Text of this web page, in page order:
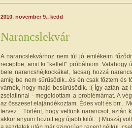
2010. november 9., kedd
Narancslekvár
A narancslekvárhoz nem túl jó emlékeim
receptbe, amit ki "kellett" próbálnom. Valahogy
bele narancshéjkockákat, facsarj hozzá
amíg be nem sűrűsödik...és én csak főztem és
várnék, hogy majd besűrűsödik. :( Így aztán
zselatinnal - megoldottam a problémámat. A
az összeset elajándékoztam. Édes volt és brr...
tervez... Történt, hogy vettünk narancsot, aztán
akkor anyum hozott egy újabb kilót. :) Muszáj